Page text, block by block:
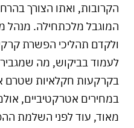
הקרובות, ואתו הצורך
המוגבל מלכתחילה. מנהל
ולקדם תהליכי הפשרת
לעמוד בביקוש, מה
בקרקעות חקלאיות שטרם
במחירים אטרקטיביים,
מאוד, עוד לפני השלמת